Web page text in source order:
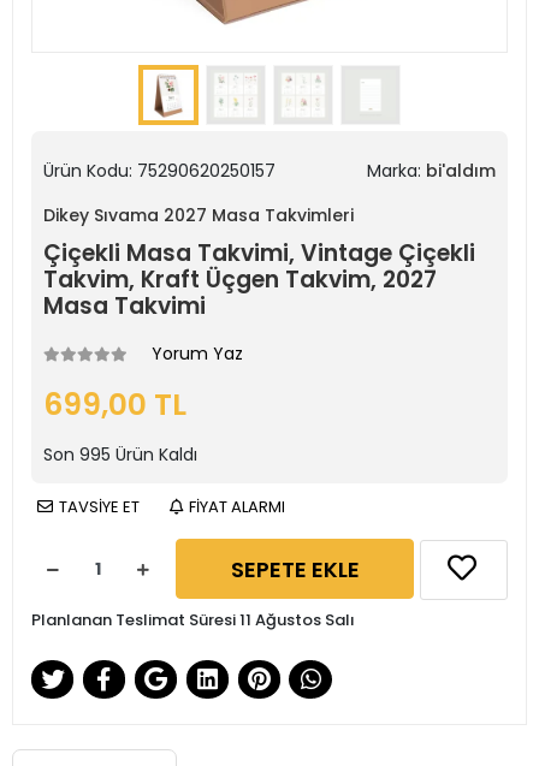
Ürün Kodu: 75290620250157 Marka: bi'aldım
Dikey Sıvama 2027 Masa Takvimleri
Çiçekli Masa Takvimi, Vintage Çiçekli
Takvim, Kraft Üçgen Takvim, 2027
Masa Takvimi
Yorum Yaz
699,00 TL
Son 995 Ürün Kaldı
TAVSİYE ET FİYAT ALARMI
SEPETE EKLE
Planlanan Teslimat Süresi 11 Ağustos Salı